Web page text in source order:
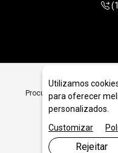
Procurando Ferramentas
Paulo? Encontre
Utilizamos
para oferecer
personalizados.
Customizar
Rejeitar